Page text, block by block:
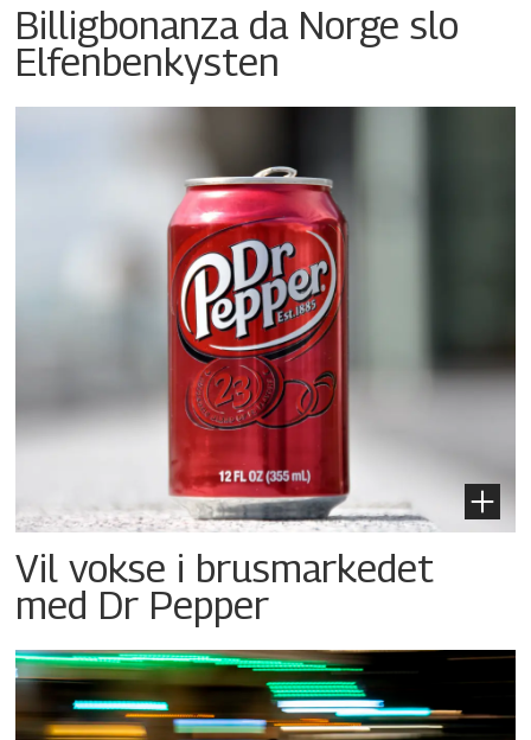
Billigbonanza da Norge slo
Elfenbenkysten
Vil vokse i brusmarkedet
med Dr Pepper